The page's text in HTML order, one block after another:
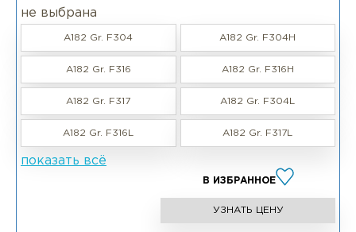
не выбрана
A182 Gr. F304 A182 Gr. F304H
A182 Gr. F316 A182 Gr. F316H
A182 Gr. F317 A182 Gr. F304L
A182 Gr. F316L A182 Gr. F317L
показать всё
В ИЗБРАННОЕ
УЗНАТЬ ЦЕНУ